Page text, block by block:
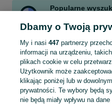
Popularne
Mapa kategorii
Mapa miejscowości
Mapa ministron
Dbamy o Twoją
My i nasi 447partnerzy
informacji na urządzeniu,
plikach cookie w celu
Użytkownik może
klikając poniżej lub w
prywatności. Te wybory będą
nie będą miały wpływu na